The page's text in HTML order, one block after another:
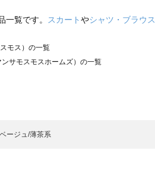
一覧です。 スカートやシャツ・ブラウス
モス）の一覧
サモスモスホームズ）の一覧
ツハルバイサマンサモスモス）の一覧
サモスモス ラーゴム）の一覧
ベージュ/薄茶系